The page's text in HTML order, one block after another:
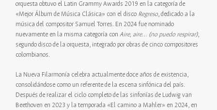
orquesta obtuvo el Latin Grammy Awards 2019 en la categoría de
«Mejor Álbum de Música Clásica» con el disco Regreso, dedicado a la
música del compositor Samuel Torres. En 2024 fue nominado
nuevamente en la misma categoría conAire, aire… (no puedo respirar),
segundo disco de la orquesta, integrado por obras de cinco compositores
colombianos.
La Nueva Filarmonía celebra actualmente doce años de existencia,
consolidándose como un referente de la escena sinfónica del país.
Después de realizar el ciclo completo de las sinfonías de Ludwig van
Beethoven en 2023 y la temporada «El camino a Mahler» en 2024, en